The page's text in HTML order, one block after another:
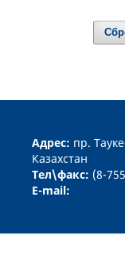
Aдрес: пр.
Казахстан
Тел\факс: (8-
E-mail: